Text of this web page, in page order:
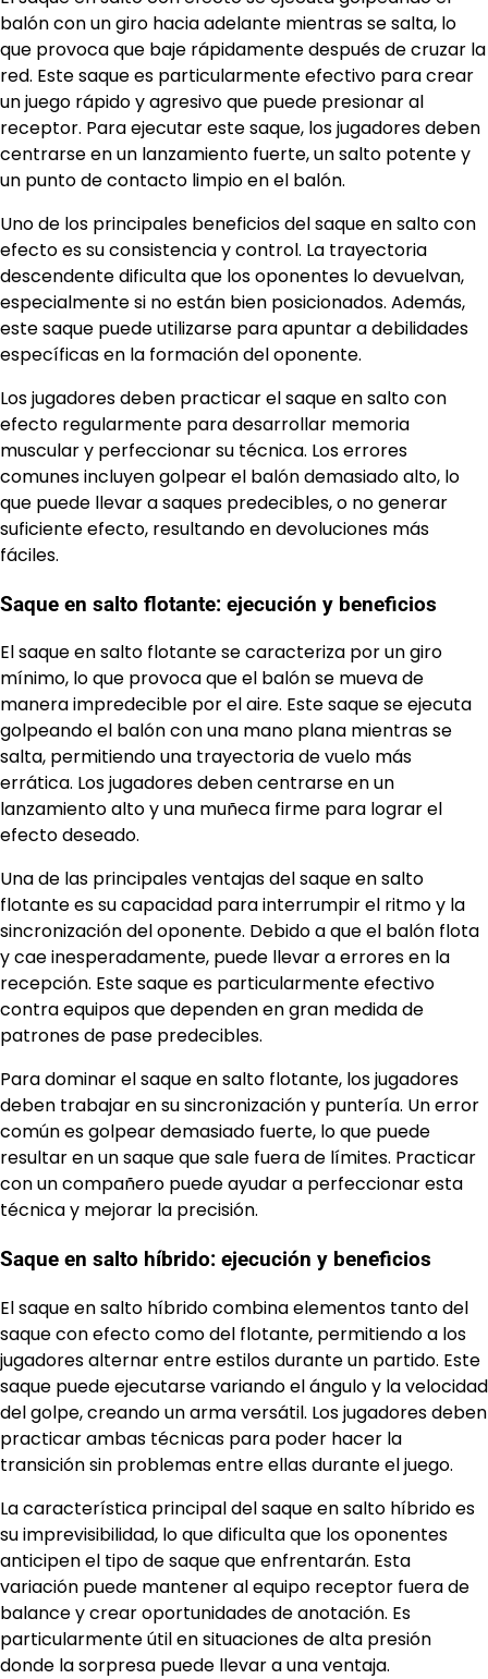
balón con un giro hacia adelante mientras se salta, lo
que provoca que baje rápidamente después de cruzar la
red. Este saque es particularmente efectivo para crear
un juego rápido y agresivo que puede presionar al
receptor. Para ejecutar este saque, los jugadores deben
centrarse en un lanzamiento fuerte, un salto potente y
un punto de contacto limpio en el balón.
Uno de los principales beneficios del saque en salto con
efecto es su consistencia y control. La trayectoria
descendente dificulta que los oponentes lo devuelvan,
especialmente si no están bien posicionados. Además,
este saque puede utilizarse para apuntar a debilidades
específicas en la formación del oponente.
Los jugadores deben practicar el saque en salto con
efecto regularmente para desarrollar memoria
muscular y perfeccionar su técnica. Los errores
comunes incluyen golpear el balón demasiado alto, lo
que puede llevar a saques predecibles, o no generar
suficiente efecto, resultando en devoluciones más
fáciles.
Saque en salto flotante: ejecución y beneficios
El saque en salto flotante se caracteriza por un giro
mínimo, lo que provoca que el balón se mueva de
manera impredecible por el aire. Este saque se ejecuta
golpeando el balón con una mano plana mientras se
salta, permitiendo una trayectoria de vuelo más
errática. Los jugadores deben centrarse en un
lanzamiento alto y una muñeca firme para lograr el
efecto deseado.
Una de las principales ventajas del saque en salto
flotante es su capacidad para interrumpir el ritmo y la
sincronización del oponente. Debido a que el balón flota
y cae inesperadamente, puede llevar a errores en la
recepción. Este saque es particularmente efectivo
contra equipos que dependen en gran medida de
patrones de pase predecibles.
Para dominar el saque en salto flotante, los jugadores
deben trabajar en su sincronización y puntería. Un error
común es golpear demasiado fuerte, lo que puede
resultar en un saque que sale fuera de límites. Practicar
con un compañero puede ayudar a perfeccionar esta
técnica y mejorar la precisión.
Saque en salto híbrido: ejecución y beneficios
El saque en salto híbrido combina elementos tanto del
saque con efecto como del flotante, permitiendo a los
jugadores alternar entre estilos durante un partido. Este
saque puede ejecutarse variando el ángulo y la velocidad
del golpe, creando un arma versátil. Los jugadores deben
practicar ambas técnicas para poder hacer la
transición sin problemas entre ellas durante el juego.
La característica principal del saque en salto híbrido es
su imprevisibilidad, lo que dificulta que los oponentes
anticipen el tipo de saque que enfrentarán. Esta
variación puede mantener al equipo receptor fuera de
balance y crear oportunidades de anotación. Es
particularmente útil en situaciones de alta presión
donde la sorpresa puede llevar a una ventaja.